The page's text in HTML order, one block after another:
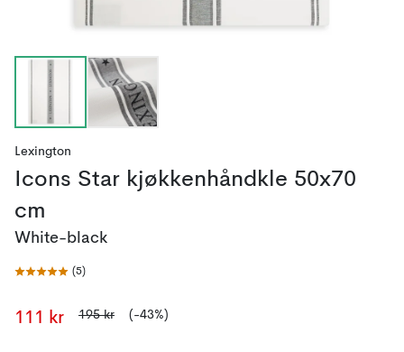
Lexington
Icons Star kjøkkenhåndkle 50x70
cm
White-black
(5)
111 kr 195 kr (-43%)